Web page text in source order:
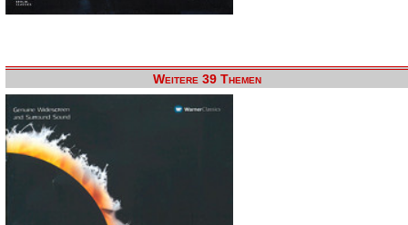
Weitere 39 Themen